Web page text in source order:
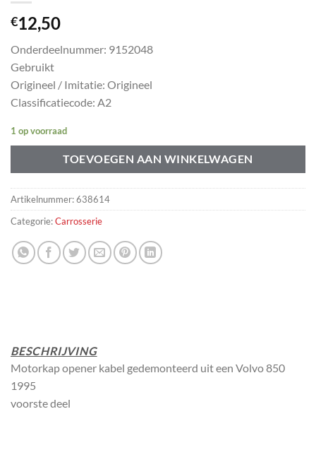
€12,50
Onderdeelnummer: 9152048
Gebruikt
Origineel / Imitatie: Origineel
Classificatiecode: A2
1 op voorraad
TOEVOEGEN AAN WINKELWAGEN
Artikelnummer:638614
Categorie:Carrosserie
BESCHRIJVING
Motorkap opener kabel gedemonteerd uit een Volvo 850
1995
voorste deel